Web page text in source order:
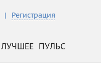
| Регистрация
ЛУЧШЕЕ ПУЛЬС